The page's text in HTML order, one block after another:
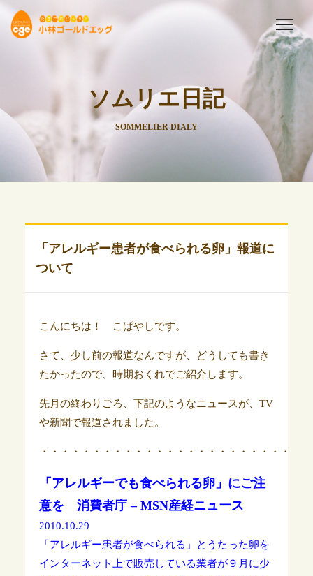
ソムリエ日記
SOMMELIER DIALY
「アレルギー患者が食べられる卵」報道に
ついて
こんにちは！ こばやしです。
さて、少し前の報道なんですが、どうしても書き
たかったので、時期おくれでご紹介します。
先月の終わりごろ、下記のようなニュースが、TV
や新聞で報道されました。
・・・・・・・・・・・・・・・・・・・・・・・・・
「アレルギーでも食べられる卵」にご注
意を 消費者庁 – MSN産経ニュース
2010.10.29
「アレルギー患者が食べられる」とうたった卵を
インターネット上で販売している業者が９月に少